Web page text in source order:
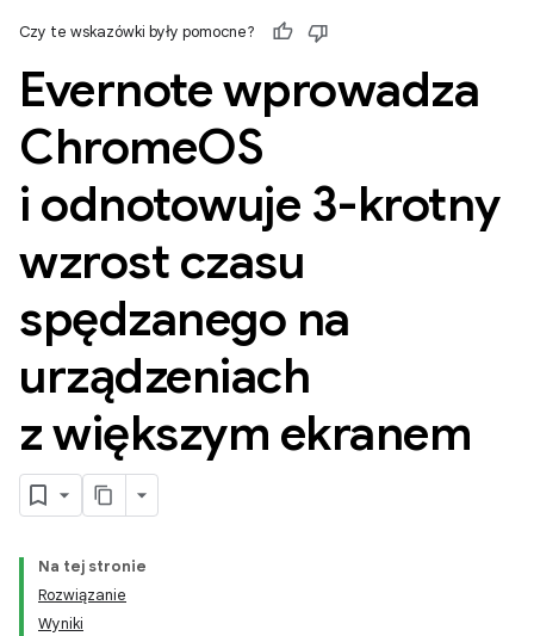
Czy te wskazówki były pomocne?
Evernote wprowadza
ChromeOS
i odnotowuje 3-krotny
wzrost czasu
spędzanego na
urządzeniach
z większym ekranem
Na tej stronie
Rozwiązanie
Wyniki